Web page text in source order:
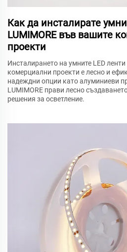
Как да инсталирате
LUMIMORE във вашите
проекти
Инсталирането на умните LED
комерциални проекти е лесно и
надеждни опции като алуминиеви
LUMIMORE прави лесно
решения за осветление.